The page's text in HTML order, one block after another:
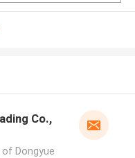
Co.,
Dongyue